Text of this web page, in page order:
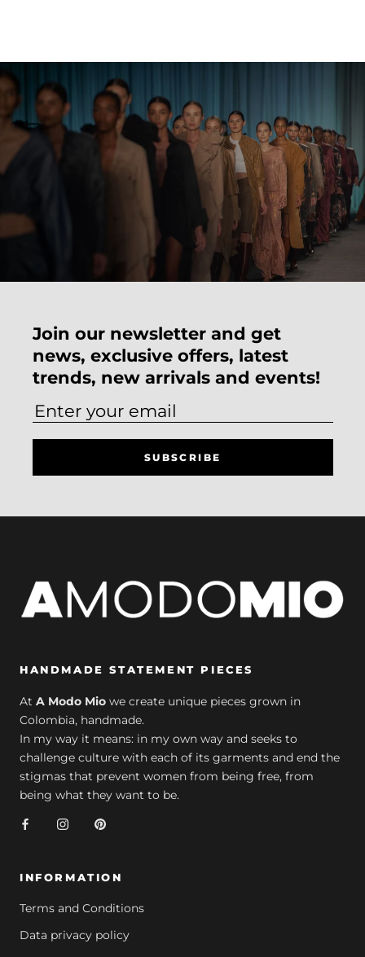
Join our newsletter and get
news, exclusive offers, latest
trends, new arrivals and events!
SUBSCRIBE
HANDMADE STATEMENT PIECES
At A Modo Mio we create unique pieces grown in
Colombia, handmade.
In my way it means: in my own way and seeks to
challenge culture with each of its garments and end the
stigmas that prevent women from being free, from
being what they want to be.
INFORMATION
Terms and Conditions
Data privacy policy